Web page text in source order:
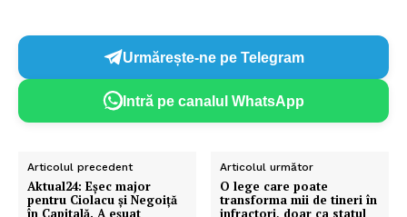
Urmărește-ne pe Telegram
Intră pe canalul WhatsApp
Articolul precedent
Aktual24: Eşec major
pentru Ciolacu şi Negoiță
în Capitală. A eşuat
Articolul următor
O lege care poate
transforma mii de tineri în
infractori, doar ca statul